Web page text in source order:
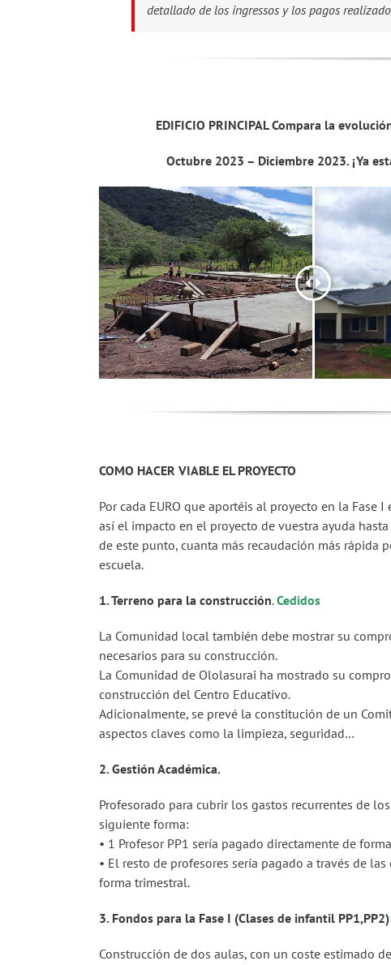
detallado de los ingressos y los pagos
EDIFICIO PRINCIPAL Compara la
Octubre 2023 – Diciembre 2023. ¡Ya
COMO HACER VIABLE EL PROYECTO
Por cada EURO que aportéis al proyecto en la
así el impacto en el proyecto de vuestra ayuda
de este punto, cuanta más recaudación más rápida
escuela.
1. Terreno para la construcción.Cedidos
La Comunidad local también debe mostrar su
necesarios para su construcción.
La Comunidad de Ololasurai ha mostrado su
construcción del Centro Educativo.
Adicionalmente, se prevé la constitución de un
aspectos claves como la limpieza, seguridad…
2. Gestión Académica.
Profesorado para cubrir los gastos recurrentes de
siguiente forma:
• 1 Profesor PP1 sería pagado directamente de
• El resto de profesores sería pagado a través de
forma trimestral.
3. Fondos para la Fase I (Clases de infantil
Construcción de dos aulas, con un coste estimado